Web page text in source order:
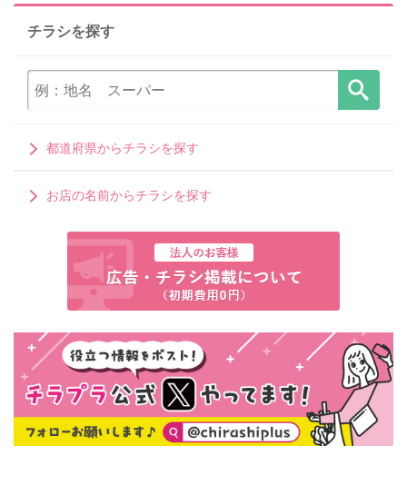
チラシを探す
都道府県からチラシを探す
お店の名前からチラシを探す